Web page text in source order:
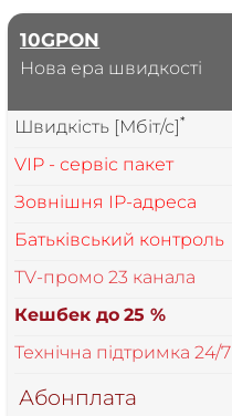
10GPON
Нова ера швидкості
Швидкість [Мбіт/с]*
VIP - сервіс пакет
Зовнішня IP-адреса
Батьківський контроль
TV-промо 23 канала
Кешбек до 25 %
Технічна підтримка 24/7
Абонплата